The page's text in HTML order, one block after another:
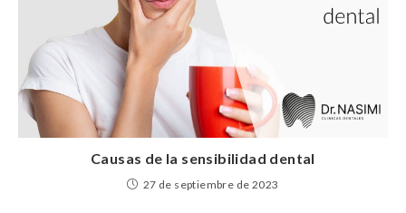
Causas de la sensibilidad dental
27 de septiembre de 2023